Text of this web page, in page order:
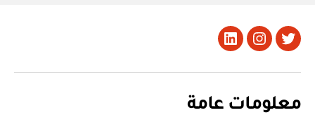
تويتر Instagram
LinkedIn
معلومات عامة